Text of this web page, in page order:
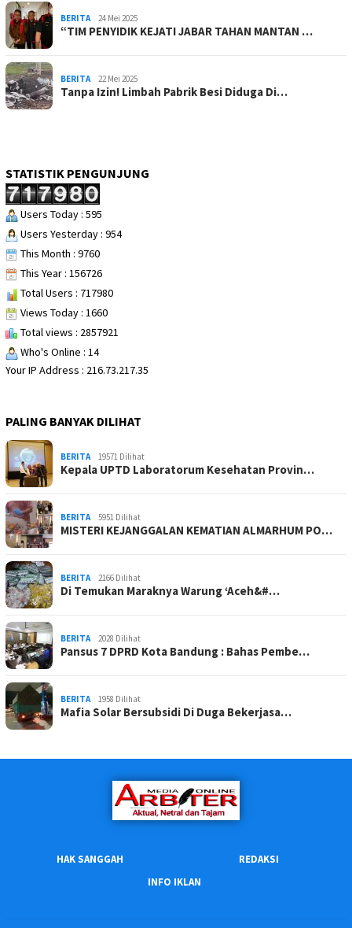
BERITA 24 Mei 2025
“TIM PENYIDIK KEJATI JABAR TAHAN MANTAN …
BERITA 22 Mei 2025
Tanpa Izin! Limbah Pabrik Besi Diduga Di…
STATISTIK PENGUNJUNG
Users Today : 595
Users Yesterday : 954
This Month : 9760
This Year : 156726
Total Users : 717980
Views Today : 1660
Total views : 2857921
Who's Online : 14
Your IP Address : 216.73.217.35
PALING BANYAK DILIHAT
BERITA 19571 Dilihat
Kepala UPTD Laboratorum Kesehatan Provin…
BERITA 5951 Dilihat
MISTERI KEJANGGALAN KEMATIAN ALMARHUM PO…
BERITA 2166 Dilihat
Di Temukan Maraknya Warung ‘Aceh&#…
BERITA 2028 Dilihat
Pansus 7 DPRD Kota Bandung : Bahas Pembe…
BERITA 1958 Dilihat
Mafia Solar Bersubsidi Di Duga Bekerjasa…
HAK SANGGAH
REDAKSI
INFO IKLAN